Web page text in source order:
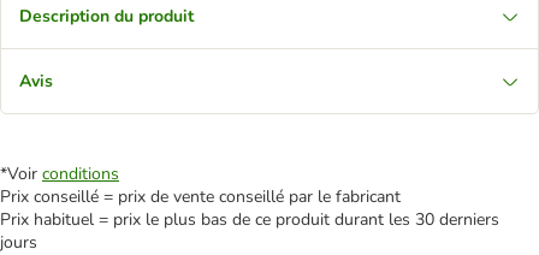
Description du produit
Avis
*Voir conditions
Prix conseillé = prix de vente conseillé par le fabricant
Prix habituel = prix le plus bas de ce produit durant les 30 derniers
jours